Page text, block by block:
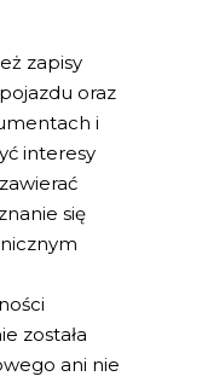
zapisy
oraz
i
interesy
się
została
ani nie